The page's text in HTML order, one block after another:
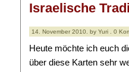
Israelische
14. November 2010. by Yuri . 0
Heute möchte ich euch
über diese Karten sehr